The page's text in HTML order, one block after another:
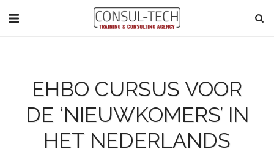
EHBO CURSUS VOOR
DE ‘NIEUWKOMERS’ IN
HET NEDERLANDS